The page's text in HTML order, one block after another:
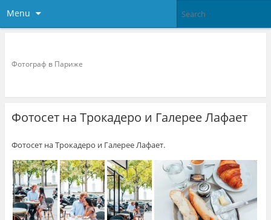
Menu
Фотограф в Париже
Фотосет на Трокадеро и Галерее Лафает
Фотосет на Трокадеро и Галерее Лафает.